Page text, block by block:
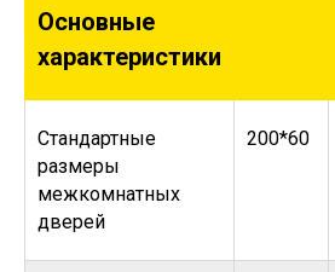
Основные
характеристики
Стандартные
размеры
межкомнатных
дверей
200*60